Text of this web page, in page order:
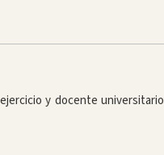
y docente universitario